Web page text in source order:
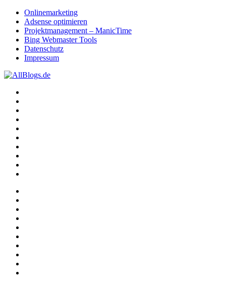
Onlinemarketing
Adsense optimieren
Projektmanagement – ManicTime
Bing Webmaster Tools
Datenschutz
Impressum